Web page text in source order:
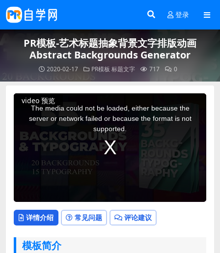
登录
PR模板-艺术标题抽象背景文字排版动画
Abstract Backgrounds Generator
2020-02-17 PR模板 标题文字 717 0
video 预览
This
The media could not be loaded, either because the
server or network failed or because the format is not
supported.
详情介绍 常见问题 评论建议
模板简介